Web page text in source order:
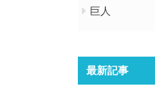
巨人
最新記事